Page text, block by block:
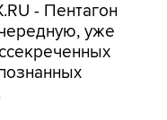
- Пентагон
уже